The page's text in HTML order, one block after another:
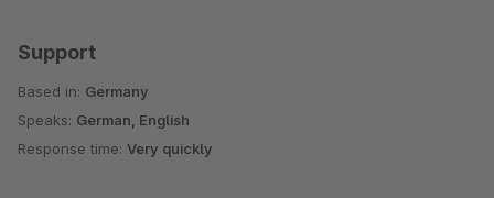
Support
Based in: Germany
Speaks: German, English
Response time: Very quickly